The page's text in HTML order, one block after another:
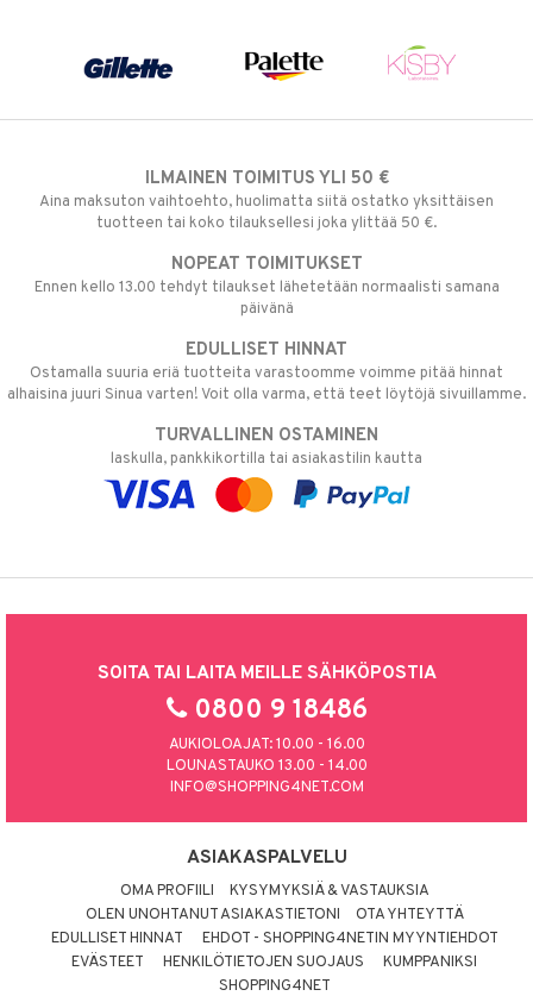
ILMAINEN TOIMITUS YLI 50 €
Aina maksuton vaihtoehto, huolimatta siitä ostatko yksittäisen
tuotteen tai koko tilauksellesi joka ylittää 50 €.
NOPEAT TOIMITUKSET
Ennen kello 13.00 tehdyt tilaukset lähetetään normaalisti samana
päivänä
EDULLISET HINNAT
Ostamalla suuria eriä tuotteita varastoomme voimme pitää hinnat
alhaisina juuri Sinua varten! Voit olla varma, että teet löytöjä sivuillamme.
TURVALLINEN OSTAMINEN
laskulla, pankkikortilla tai asiakastilin kautta
SOITA TAI LAITA MEILLE SÄHKÖPOSTIA
0800 9 18486
AUKIOLOAJAT: 10.00 - 16.00
LOUNASTAUKO 13.00 - 14.00
INFO@SHOPPING4NET.COM
ASIAKASPALVELU
OMA PROFIILI
KYSYMYKSIÄ & VASTAUKSIA
OLEN UNOHTANUT ASIAKASTIETONI
OTA YHTEYTTÄ
EDULLISET HINNAT
EHDOT - SHOPPING4NETIN MYYNTIEHDOT
EVÄSTEET
HENKILÖTIETOJEN SUOJAUS
KUMPPANIKSI
SHOPPING4NET